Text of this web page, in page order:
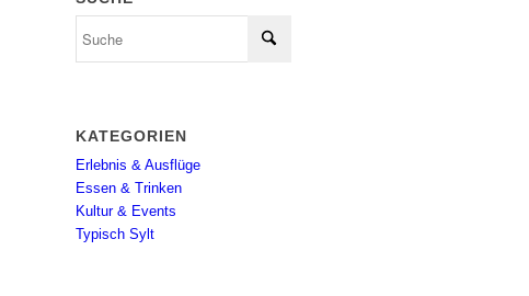
KATEGORIEN
Erlebnis & Ausflüge
Essen & Trinken
Kultur & Events
Typisch Sylt